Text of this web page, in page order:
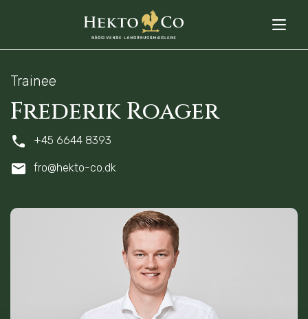
Trainee
Frederik Roager
+45 6644 8393
fro@hekto-co.dk